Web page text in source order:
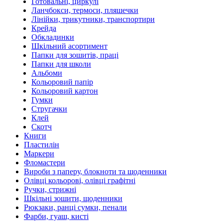
Ланчбокси, термоси, пляшечки
Лінійки, трикутники, транспортири
Крейда
Обкладинки
Шкільний асортимент
Папки для зошитів, праці
Папки для школи
Альбоми
Кольоровий папір
Кольоровий картон
Гумки
Стругачки
Клей
Скотч
Книги
Пластилін
Маркери
Фломастери
Вироби з паперу, блокноти та щоденники
Олівці кольорові, олівці графітні
Ручки, стрижні
Шкільні зошити, щоденники
Рюкзаки, ранці сумки, пенали
Фарби, гуаш, кисті